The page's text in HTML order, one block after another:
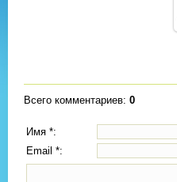
Всего комментариев: 0
Имя *:
Email *: